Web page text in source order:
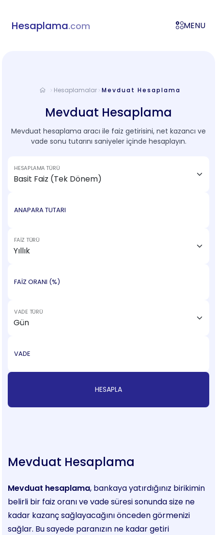
Hesaplama.com MENU
Hesaplamalar Mevduat Hesaplama
Mevduat Hesaplama
Mevduat hesaplama aracı ile faiz getirisini, net kazancı ve
vade sonu tutarını saniyeler içinde hesaplayın.
HESAPLAMA TÜRÜ
ANAPARA TUTARI
FAİZ TÜRÜ
FAİZ ORANI (%)
VADE TÜRÜ
VADE
HESAPLA
Mevduat Hesaplama
Mevduat hesaplama, bankaya yatırdığınız birikimin
belirli bir faiz oranı ve vade süresi sonunda size ne
kadar kazanç sağlayacağını önceden görmenizi
sağlar. Bu sayede paranızın ne kadar getiri